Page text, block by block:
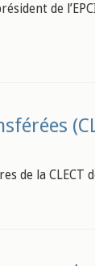
de
de la CLECT